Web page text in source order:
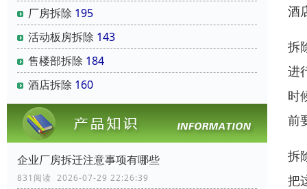
厂房拆除 195
活动板房拆除 143
售楼部拆除 184
酒店拆除 160
企业厂房拆迁注意事项有哪些
831阅读 2026-07-29 22:26:39
酒
拆
进
时
前
拆
把